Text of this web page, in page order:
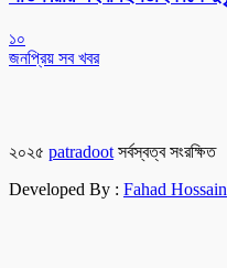
১০
জনপ্রিয় সব খবর
২০২৫ patradoot সর্বস্বত্ব সংরক্ষিত
Developed By : Fahad Hossain